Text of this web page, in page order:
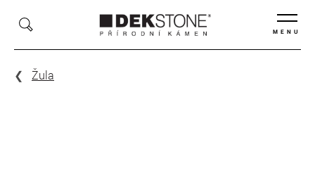
MENU
Žula